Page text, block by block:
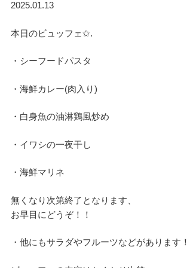
2025.01.13
本日のビュッフェ✩.
・シーフードパスタ
・海鮮カレー(肉入り)
・白身魚の油淋鶏風炒め
・イワシの一夜干し
・海鮮マリネ
無くなり次第終了となります、
お早目にどうぞ！！
・他にもサラダやフルーツなどがあります！